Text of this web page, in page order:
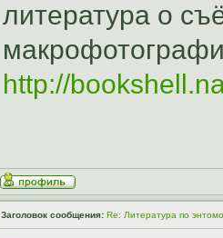
литература о
http://
Заголовок сообщения: Re: Литература по